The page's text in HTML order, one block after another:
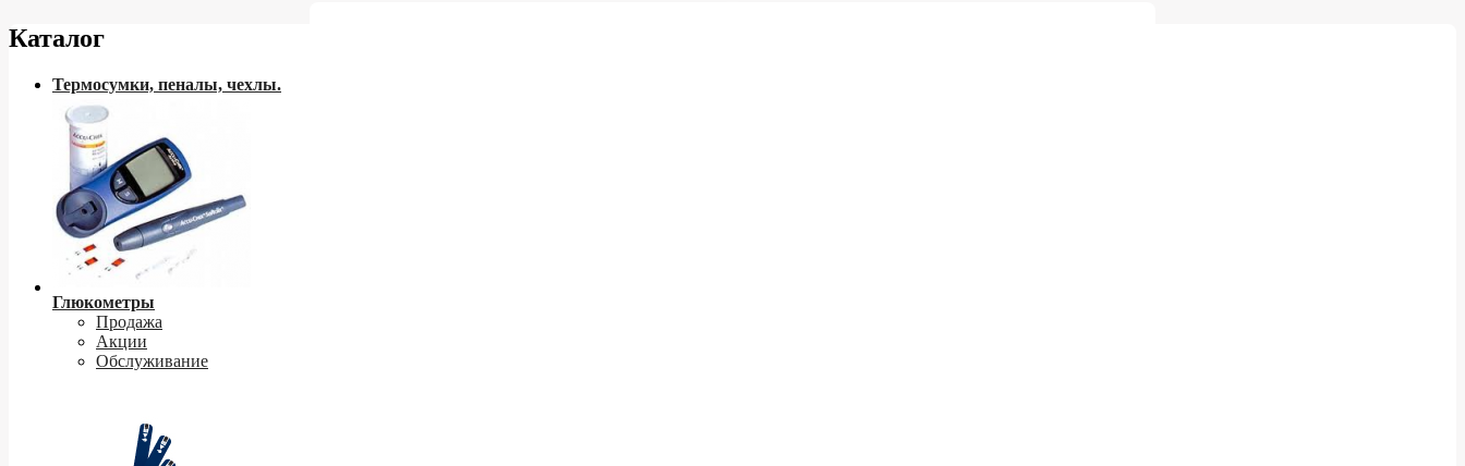
Каталог
Термосумки, пеналы, чехлы.
Глюкометры
Продажа
Акции
Обслуживание